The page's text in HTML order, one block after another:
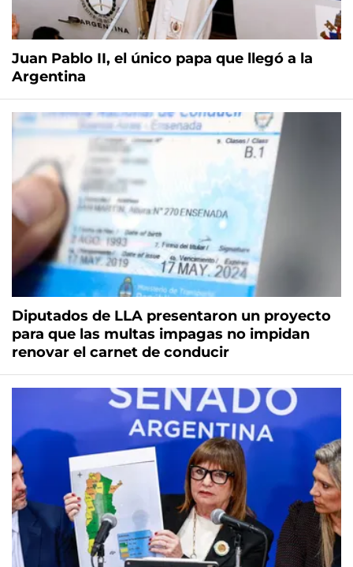
Juan Pablo II, el único papa que llegó a la
Argentina
Diputados de LLA presentaron un proyecto
para que las multas impagas no impidan
renovar el carnet de conducir